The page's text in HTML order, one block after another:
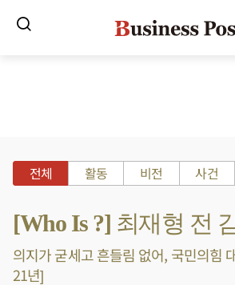
전체 활동 비전 사건
[Who Is ?] 최재형 전
의지가 굳세고 흔들림 없어, 국민의힘
21년]